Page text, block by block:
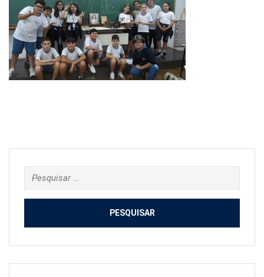
Pesquisar
por: